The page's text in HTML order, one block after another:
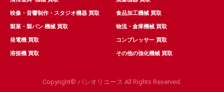
映像・音響制作・スタジオ機器 買取 食品加工機械 買取
製菓・製パン 機械 買取 物流・倉庫機械 買取
発電機 買取 コンプレッサー 買取
溶接機 買取 その他の強化機械 買取
Copyright© パシオリユース All Rights Reserved.